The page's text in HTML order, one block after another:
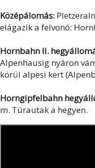
Középálomás:
elágazik a felvonó:
Hornbahn II.
Alpenhausig nyáron
körül alpesi kert
Horngipfelbahn
m. Túrautak a hegyen.